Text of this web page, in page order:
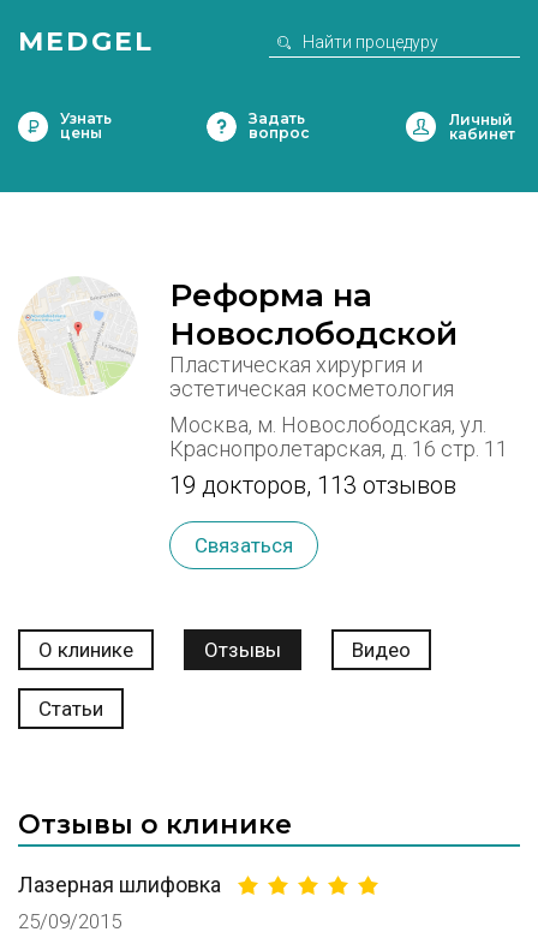
MEDGEL
Узнать
цены
Задать
вопрос
Реформа на
Новослободской
Пластическая хирургия и
эстетическая косметология
Москва, м. Новослободская, ул.
Краснопролетарская, д. 16 стр. 11
19 докторов, 113 отзывов
Связаться
О клинике Отзывы Видео
Статьи
Отзывы о клинике
Лазерная шлифовка
25/09/2015